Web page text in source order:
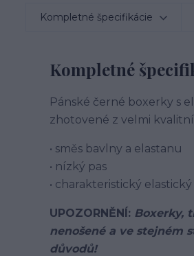
Kompletné špecifikácie
Kompletné
Pánské černé boxerky s
zhotovené z velmi
• směs bavlny a elastanu
• nízký pas
• charakteristický
UPOZORNĚNÍ: Boxerky,
nenošené a ve stejném
důvodů!